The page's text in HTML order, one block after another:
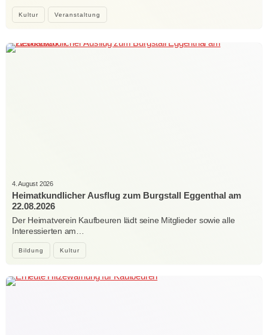
Kultur Veranstaltung
Bildung Kultur
4. August 2026
Heimatkundlicher Ausflug zum Burgstall Eggenthal am
22.08.2026
Der Heimatverein Kaufbeuren lädt seine Mitglieder sowie alle
Interessierten am…